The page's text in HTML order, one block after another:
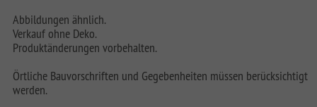
Abbildungen ähnlich.
Verkauf ohne Deko.
Produktänderungen vorbehalten.
Örtliche Bauvorschriften und Gegebenheiten müssen berücksichtigt
werden.